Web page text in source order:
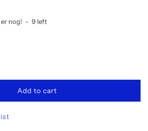
nog! - 9 left
Add to cart
l